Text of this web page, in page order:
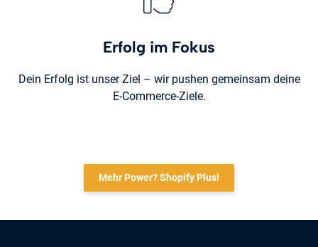
Erfolg im Fokus
Dein Erfolg ist unser Ziel – wir pushen gemeinsam deine
E-Commerce-Ziele.
Mehr Power? Shopify Plus!